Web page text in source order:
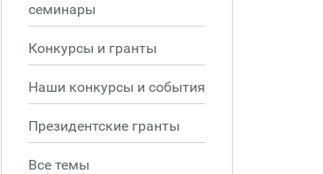
семинары
Конкурсы и гранты
Наши конкурсы и события
Президентские гранты
Все темы